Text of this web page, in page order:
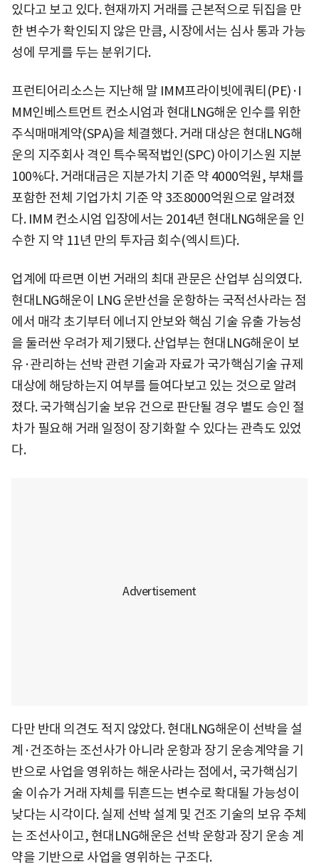
있다고 보고 있다. 현재까지 거래를 근본적으로 뒤집을 만
한 변수가 확인되지 않은 만큼, 시장에서는 심사 통과 가능
성에 무게를 두는 분위기다.
프런티어리소스는 지난해 말 IMM프라이빗에쿼티(PE)·I
MM인베스트먼트 컨소시엄과 현대LNG해운 인수를 위한
주식매매계약(SPA)을 체결했다. 거래 대상은 현대LNG해
운의 지주회사 격인 특수목적법인(SPC) 아이기스원 지분
100%다. 거래대금은 지분가치 기준 약 4000억원, 부채를
포함한 전체 기업가치 기준 약 3조8000억원으로 알려졌
다. IMM 컨소시엄 입장에서는 2014년 현대LNG해운을 인
수한 지 약 11년 만의 투자금 회수(엑시트)다.
업계에 따르면 이번 거래의 최대 관문은 산업부 심의였다.
현대LNG해운이 LNG 운반선을 운항하는 국적선사라는 점
에서 매각 초기부터 에너지 안보와 핵심 기술 유출 가능성
을 둘러싼 우려가 제기됐다. 산업부는 현대LNG해운이 보
유·관리하는 선박 관련 기술과 자료가 국가핵심기술 규제
대상에 해당하는지 여부를 들여다보고 있는 것으로 알려
졌다. 국가핵심기술 보유 건으로 판단될 경우 별도 승인 절
차가 필요해 거래 일정이 장기화할 수 있다는 관측도 있었
다.
다만 반대 의견도 적지 않았다. 현대LNG해운이 선박을 설
계·건조하는 조선사가 아니라 운항과 장기 운송계약을 기
반으로 사업을 영위하는 해운사라는 점에서, 국가핵심기
술 이슈가 거래 자체를 뒤흔드는 변수로 확대될 가능성이
낮다는 시각이다. 실제 선박 설계 및 건조 기술의 보유 주체
는 조선사이고, 현대LNG해운은 선박 운항과 장기 운송 계
약을 기반으로 사업을 영위하는 구조다.